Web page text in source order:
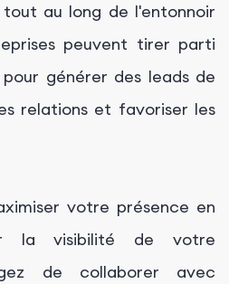
tout au long de l'entonnoir
peuvent tirer parti
générer des leads de
relations et favoriser les
votre présence en
la visibilité de votre
de collaborer avec